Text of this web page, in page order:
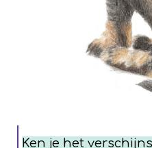
Ken je het